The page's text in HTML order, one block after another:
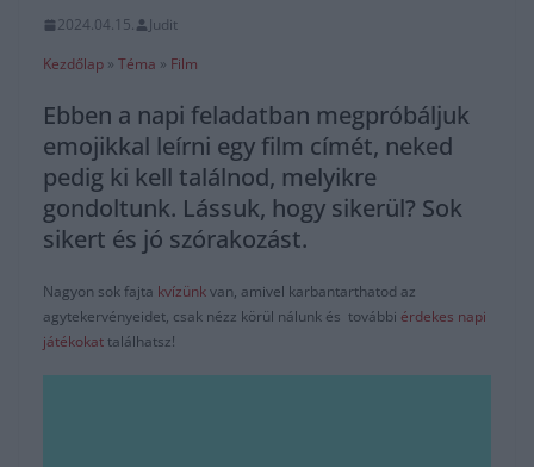
2024.04.15.
Judit
Kezdőlap » Téma » Film
Ebben a napi feladatban megpróbáljuk
emojikkal leírni egy film címét, neked
pedig ki kell találnod, melyikre
gondoltunk. Lássuk, hogy sikerül? Sok
sikert és jó szórakozást.
Nagyon sok fajta kvízünkvan, amivel karbantarthatod az
agytekervényeidet, csak nézz körül nálunk és további érdekes napi
játékokattalálhatsz!